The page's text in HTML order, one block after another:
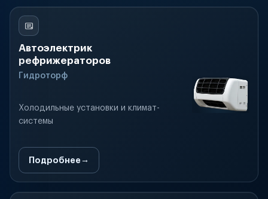
Автоэлектрик
рефрижераторов
Гидроторф
Холодильные установки и климат-
системы
Подробнее